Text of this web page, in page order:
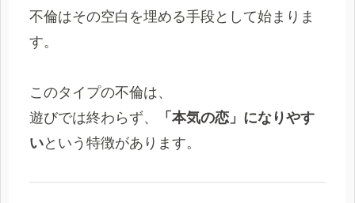
不倫はその空白を埋める手段として始まりま
す。
このタイプの不倫は、
遊びでは終わらず、
「本気の恋」になりやす
いという特徴があります。